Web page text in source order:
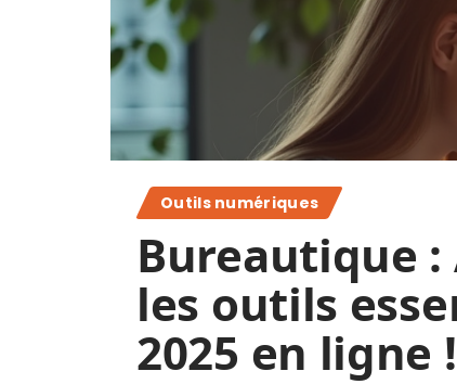
Outils numériques
Bureautique
les outils
2025 en ligne !